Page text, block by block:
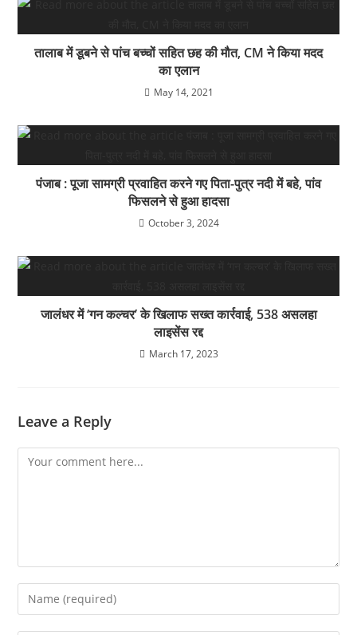
तालाब में डूबने से पांच बच्चों सहित छह की मौत, CM ने किया मदद
का एलान
May 14, 2021
पंजाब : पूजा सामग्री प्रवाहित करने गए पिता-पुत्र नदी में बहे, पांव
फिसलने से हुआ हादसा
October 3, 2024
जालंधर में ‘गन कल्चर’ के खिलाफ सख्त कार्रवाई, 538 असलहा
लाइसेंस रद्द
March 17, 2023
Leave a Reply